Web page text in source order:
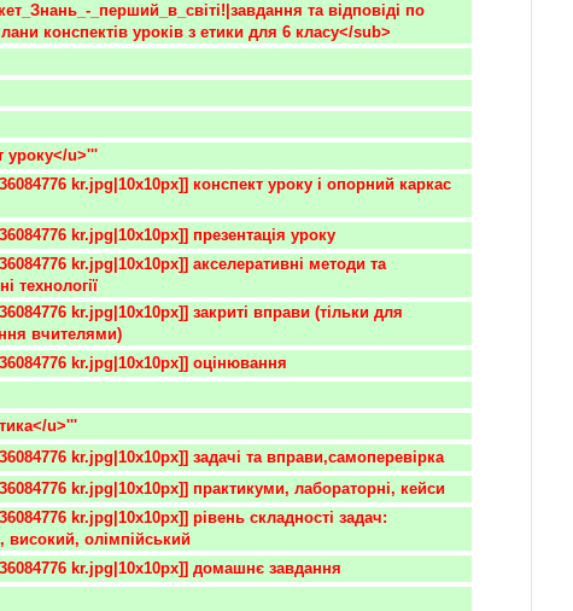
_перший_в_світі!|завдання та відповіді по
конспектів уроків з етики для 6 класу</sub>
уроку</u>'''
kr.jpg|10x10px]] презентація уроку
технології
вчителями)
kr.jpg|10x10px]] оцінювання
u>'''
kr.jpg|10x10px]] задачі та вправи,самоперевірка
kr.jpg|10x10px]] практикуми, лабораторні, кейси
високий, олімпійський
kr.jpg|10x10px]] домашнє завдання